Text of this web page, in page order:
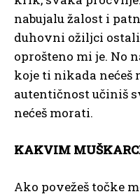
nabujalu žalost i
duhovni ožiljci ostali
oprošteno mi je. No
koje ti nikada nećeš
autentičnost učiniš
nećeš morati.
KAKVIM
Ako povežeš točke